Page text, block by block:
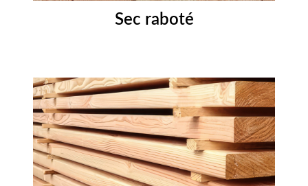
Sec raboté